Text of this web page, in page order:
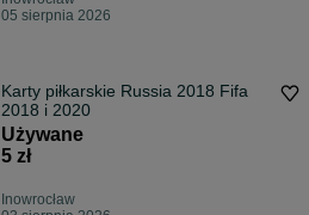
05 sierpnia 2026
Karty piłkarskie Russia 2018 Fifa
2018 i 2020
Używane
5 zł
Inowrocław